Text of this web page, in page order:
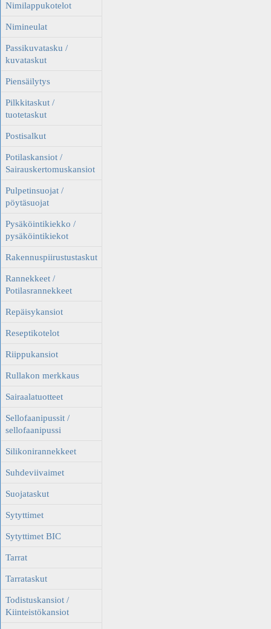
Nimilappukotelot
Nimineulat
Passikuvatasku /
kuvataskut
Piensäilytys
Pilkkitaskut /
tuotetaskut
Postisalkut
Potilaskansiot /
Sairauskertomuskansiot
Pulpetinsuojat /
pöytäsuojat
Pysäköintikiekko /
pysäköintikiekot
Rakennuspiirustustaskut
Rannekkeet /
Potilasrannekkeet
Repäisykansiot
Reseptikotelot
Riippukansiot
Rullakon merkkaus
Sairaalatuotteet
Sellofaanipussit /
sellofaanipussi
Silikonirannekkeet
Suhdeviivaimet
Suojataskut
Sytyttimet
Sytyttimet BIC
Tarrat
Tarrataskut
Todistuskansiot /
Kiinteistökansiot